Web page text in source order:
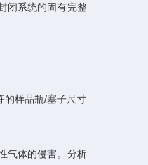
闭系统的固有完整
样品瓶/塞子尺寸
气体的侵害。分析